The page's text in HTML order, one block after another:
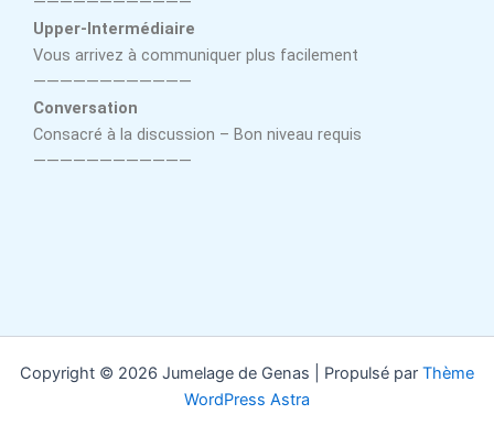
Upper-Intermédiaire
Vous arrivez à communiquer plus facilement
————————————
Conversation
Consacré à la discussion – Bon niveau requis
————————————
Copyright © 2026 Jumelage de Genas | Propulsé par Thème
WordPress Astra